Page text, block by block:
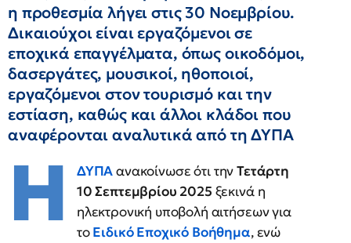
η προθεσμία λήγει στις 30 Νοεμβρίου.
Δικαιούχοι είναι εργαζόμενοι σε
εποχικά επαγγέλματα, όπως οικοδόμοι,
δασεργάτες, μουσικοί, ηθοποιοί,
εργαζόμενοι στον τουρισμό και την
εστίαση, καθώς και άλλοι κλάδοι που
αναφέρονται αναλυτικά από τη ΔΥΠΑ
Η ΔΥΠΑανακοίνωσε ότι τηνΤετάρτη
10 Σεπτεμβρίου 2025 ξεκινά η
ηλεκτρονική υποβολή αιτήσεων για
το Ειδικό Εποχικό Βοήθημα, ενώ